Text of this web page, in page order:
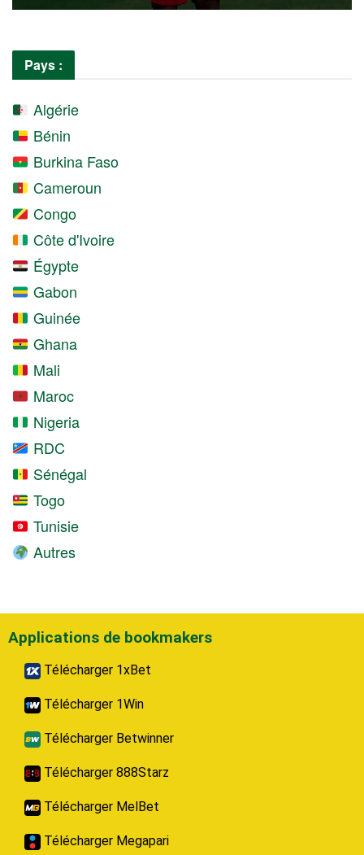
Pays :
Algérie
Bénin
Burkina Faso
Cameroun
Congo
Côte d'Ivoire
Égypte
Gabon
Guinée
Ghana
Mali
Maroc
Nigeria
RDC
Sénégal
Togo
Tunisie
Autres
Applications de bookmakers
Télécharger 1xBet
Télécharger 1Win
Télécharger Betwinner
Télécharger 888Starz
Télécharger MelBet
Télécharger Megapari